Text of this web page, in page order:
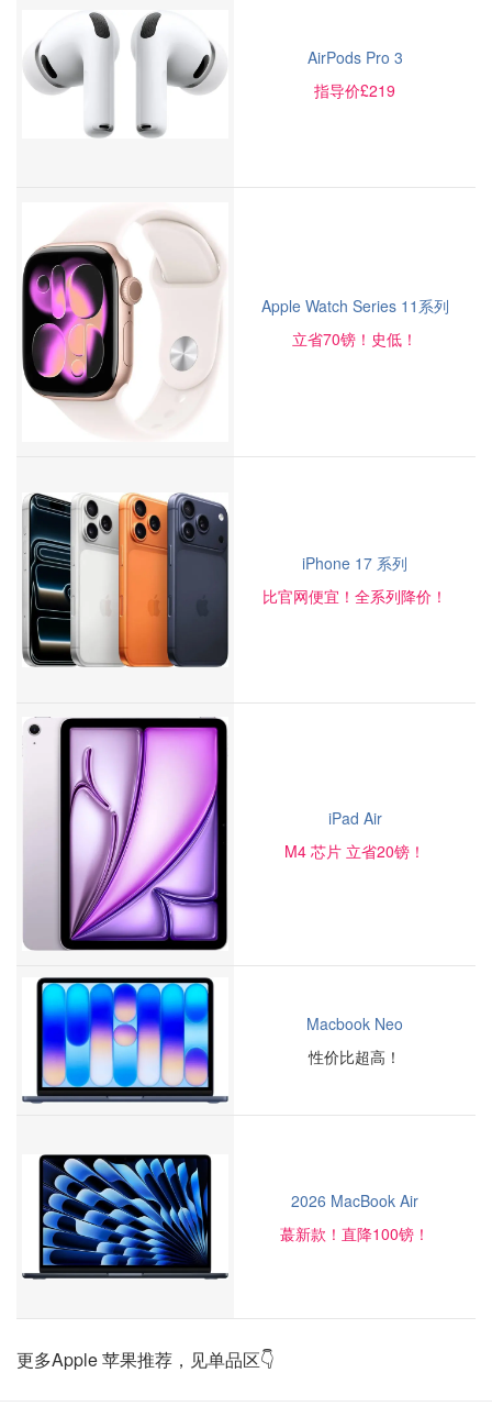
AirPods Pro 3
指导价£219
Apple Watch Series 11系列
立省70镑！史低！
iPhone 17 系列
比官网便宜！全系列降价！
iPad Air
M4 芯片 立省20镑！
Macbook Neo
性价比超高！
2026 MacBook Air
蕞新款！直降100镑！
更多Apple 苹果推荐，见单品区👇